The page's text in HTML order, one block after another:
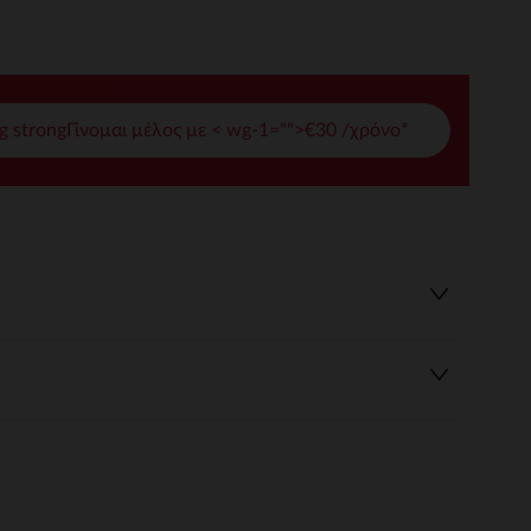
να διαχειριστείτε τις ρυθμίσεις απορρήτου,
strongΓίνομαι μέλος με < wg-1="">€30 /χρόνο*